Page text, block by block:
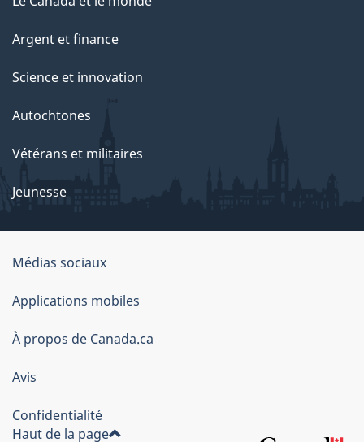
Argent et finance
Science et innovation
Autochtones
Vétérans et militaires
Jeunesse
À
propos
de
ce
site
Médias sociaux
Applications mobiles
À propos de Canada.ca
Avis
Confidentialité
Haut de la page